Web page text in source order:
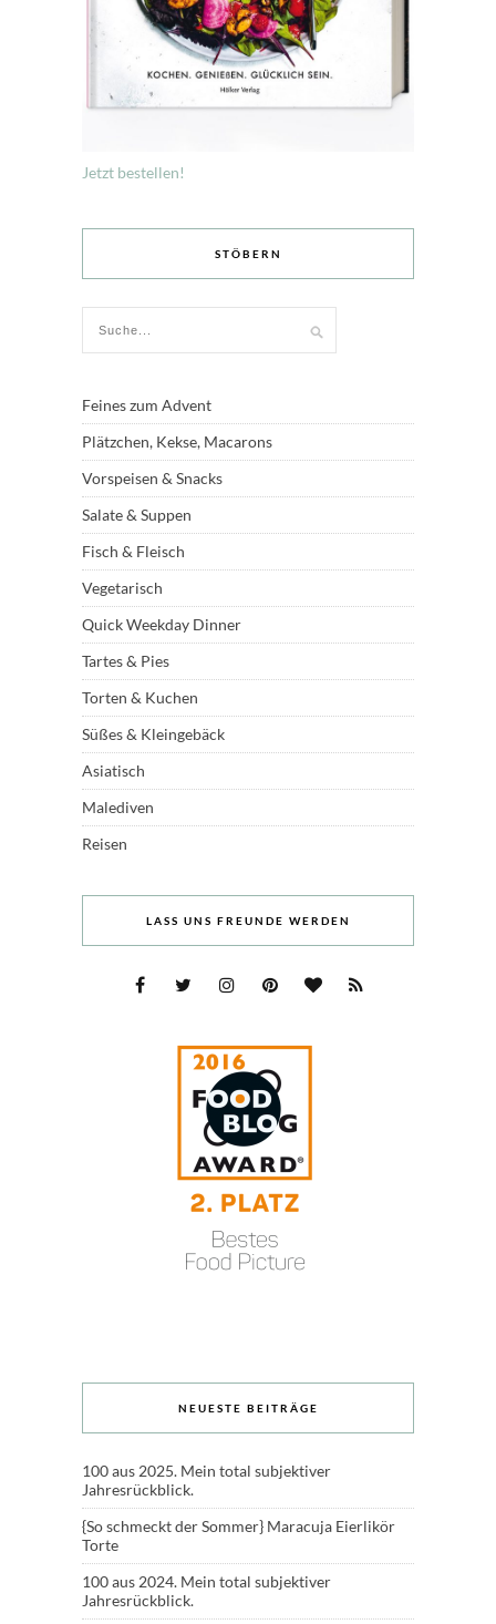
Jetzt bestellen!
STÖBERN
Feines zum Advent
Plätzchen, Kekse, Macarons
Vorspeisen & Snacks
Salate & Suppen
Fisch & Fleisch
Vegetarisch
Quick Weekday Dinner
Tartes & Pies
Torten & Kuchen
Süßes & Kleingebäck
Asiatisch
Malediven
Reisen
LASS UNS FREUNDE WERDEN
NEUESTE BEITRÄGE
100 aus 2025. Mein total subjektiver
Jahresrückblick.
{So schmeckt der Sommer} Maracuja Eierlikör
Torte
100 aus 2024. Mein total subjektiver
Jahresrückblick.